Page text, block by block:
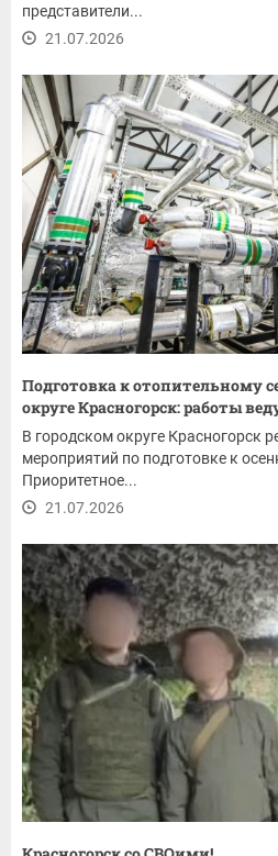
представители...
21.07.2026
Подготовка к отопительному
округе Красногорск: работы
В городском округе Красногорск
мероприятий по подготовке к
Приоритетное...
21.07.2026